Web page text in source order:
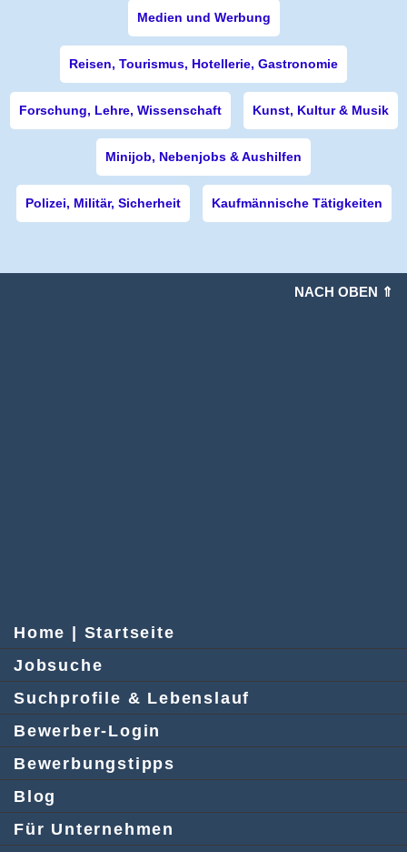
Medien und Werbung
Reisen, Tourismus, Hotellerie, Gastronomie
Forschung, Lehre, Wissenschaft Kunst, Kultur & Musik
Minijob, Nebenjobs & Aushilfen
Polizei, Militär, Sicherheit Kaufmännische Tätigkeiten
NACH OBEN ⇑
Home | Startseite
Jobsuche
Suchprofile & Lebenslauf
Bewerber-Login
Bewerbungstipps
Blog
Für Unternehmen